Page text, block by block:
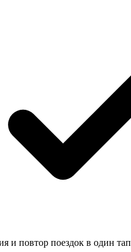
и повтор поездок в один тап